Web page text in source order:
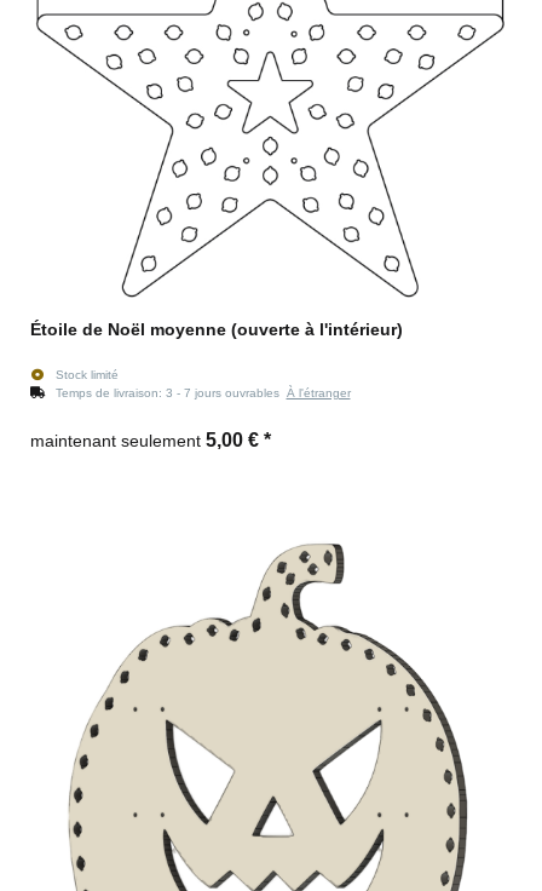
Étoile de Noël moyenne (ouverte à l'intérieur)
Stock limité
Temps de livraison: 3 - 7 jours ouvrables À l'étranger
maintenant seulement 5,00 € *